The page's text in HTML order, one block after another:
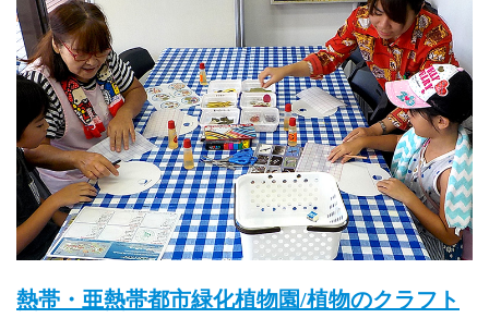
熱帯・亜熱帯都市緑化植物園/植物のクラフト